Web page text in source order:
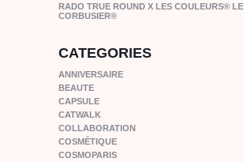
RADO TRUE ROUND X LES COULEURS® LE
CORBUSIER®
CATEGORIES
ANNIVERSAIRE
BEAUTE
CAPSULE
CATWALK
COLLABORATION
COSMÉTIQUE
COSMOPARIS